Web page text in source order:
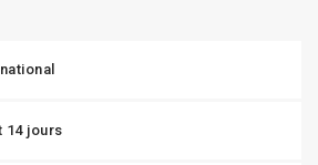
14 jours